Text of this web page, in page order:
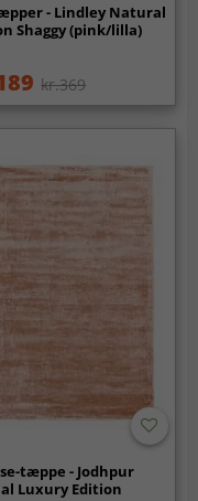
- Lindley Natural
Shaggy (pink/lilla)
kr.369
tæppe - Jodhpur
Luxury Edition